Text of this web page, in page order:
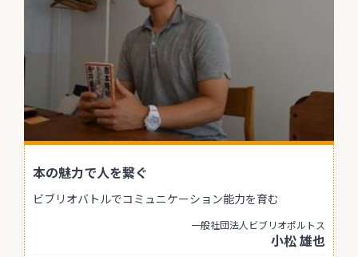
本の魅力で人を繋ぐ
ビブリオバトルでコミュニケーション能力を育む
一般社団法人ビブリオポルトス
小松 雄也